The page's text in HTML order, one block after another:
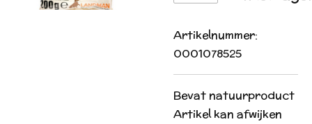
Artikelnummer:
0001078525
Bevat natuurproduct
Artikel kan afwijken